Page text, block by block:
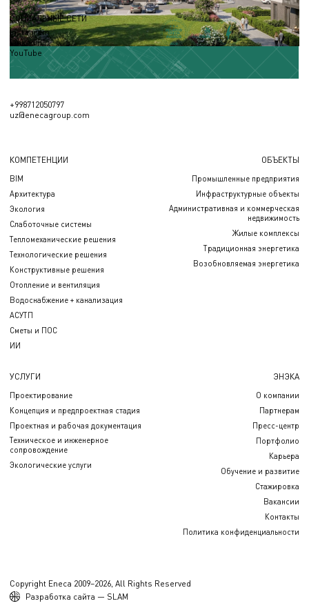
СОЦИАЛЬНЫЕ СЕТИ
Instagram
Linkedin
YouTube
+998712050797
uz@enecagroup.com
КОМПЕТЕНЦИИ
BIM
Архитектура
Экология
Слаботочные системы
Тепломеханические решения
Технологические решения
Конструктивные решения
Отопление и вентиляция
Водоснабжение + канализация
АСУТП
Сметы и ПОС
ИИ
ОБЪЕКТЫ
Промышленные предприятия
Инфраструктурные объекты
Административная и коммерческая
недвижимость
Жилые комплексы
Традиционная энергетика
Возобновляемая энергетика
УСЛУГИ
Проектирование
Концепция и предпроектная стадия
Проектная и рабочая документация
Техническое и инженерное
сопровождение
Экологические услуги
ЭНЭКА
О компании
Партнерам
Пресс-центр
Портфолио
Карьера
Обучение и развитие
Стажировка
Вакансии
Контакты
Политика конфиденциальности
Copyright Eneca 2009–2026, All Rights Reserved
Разработка сайта — SLAM